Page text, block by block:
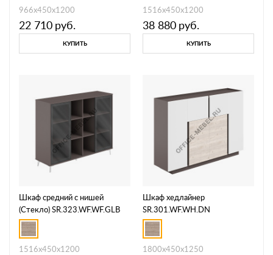
966х450х1200
22 710 руб.
КУПИТЬ
1516х450х1200
38 880 руб.
КУПИТЬ
Шкаф средний с нишей
(Стекло) SR.323.WF.WF.GLB
1516х450х1200
Шкаф хедлайнер
SR.301.WF.WH.DN
1800х450х1250